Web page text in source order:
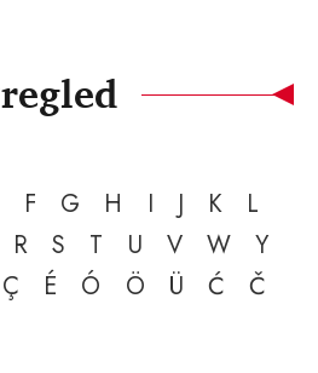
Pregled
F G H I J K
L
R S T U V W
Y
Ç É Ó Ö Ü Ć
Č